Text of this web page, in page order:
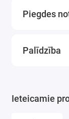
DIVAS
PLAŠS
Piegdes
Palīdzība
Ieteicamie